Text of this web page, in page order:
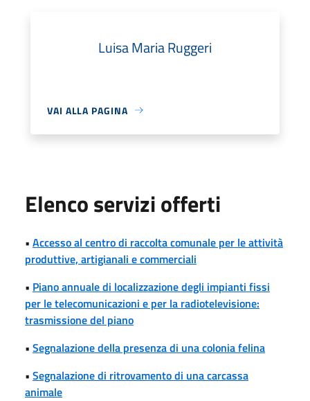
Luisa Maria Ruggeri
VAI ALLA PAGINA
Elenco servizi offerti
• Accesso al centro di raccolta comunale per le attività
produttive, artigianali e commerciali
• Piano annuale di localizzazione degli impianti fissi
per le telecomunicazioni e per la radiotelevisione:
trasmissione del piano
• Segnalazione della presenza di una colonia felina
• Segnalazione di ritrovamento di una carcassa
animale